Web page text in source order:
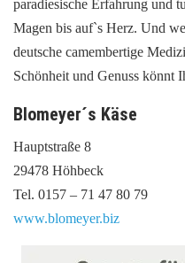
paradiesische Erfahrung und
Magen bis auf`s Herz. Und
deutsche camembertige
Schönheit und Genuss könnt
Blomeyer´s Käse
Hauptstraße 8
29478 Höhbeck
Tel. 0157 – 71 47 80 79
www.blomeyer.biz